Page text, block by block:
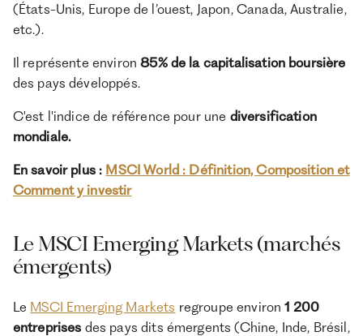
(États-Unis, Europe de l’ouest, Japon, Canada, Australie,
etc.).
Il représente environ85% de la capitalisation boursière
des pays développés.
C'est l'indice de référence pour une diversification
mondiale.
En savoir plus : MSCI World : Définition, Composition et
Comment y investir
Le MSCI Emerging Markets (marchés
émergents)
Le MSCI Emerging Markets regroupe environ1 200
entreprises des pays dits émergents (Chine, Inde, Brésil,